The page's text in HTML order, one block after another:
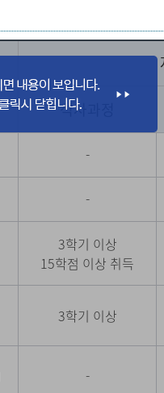
석사과정
-
-
3학기 이상
15학점 이상 취득
3학기 이상
-